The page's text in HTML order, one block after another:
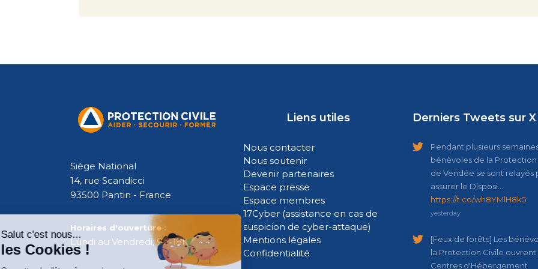
Siège National
14, rue Scandicci
93500 Pantin - France
Horaires d'ouverture :
Lundi au Vendredi, 9h-18h
Liens utiles
Nous contacter
Nous soutenir
Devenir partenaires
Espace presse
Espace membres
17Cyber (assistance en cas de
suspicion de cyber-attaque)
Mentions légales
Confidentialité
Derniers Tweets sur X
Pendant plusieurs
bénévoles de la Protection
de Vendée se sont relayés
assurer le Disposi…
https://t.co/wh8YMlH8k5
yesterday
[Feux de forêts] Les
la Protection Civile ouvrent
Centres d'Hébergement